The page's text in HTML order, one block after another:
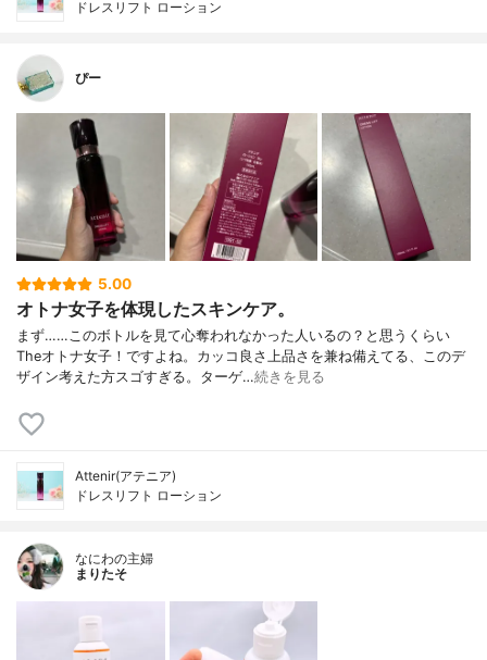
ドレスリフト ローション
ぴー
5.00
オトナ女子を体現したスキンケア。
まず……このボトルを見て心奪われなかった人いるの？と思うくらい
Theオトナ女子！ですよね。カッコ良さ上品さを兼ね備えてる、このデ
ザイン考えた方スゴすぎる。ターゲ…続きを見る
Attenir(アテニア)
ドレスリフト ローション
なにわの主婦
まりたそ